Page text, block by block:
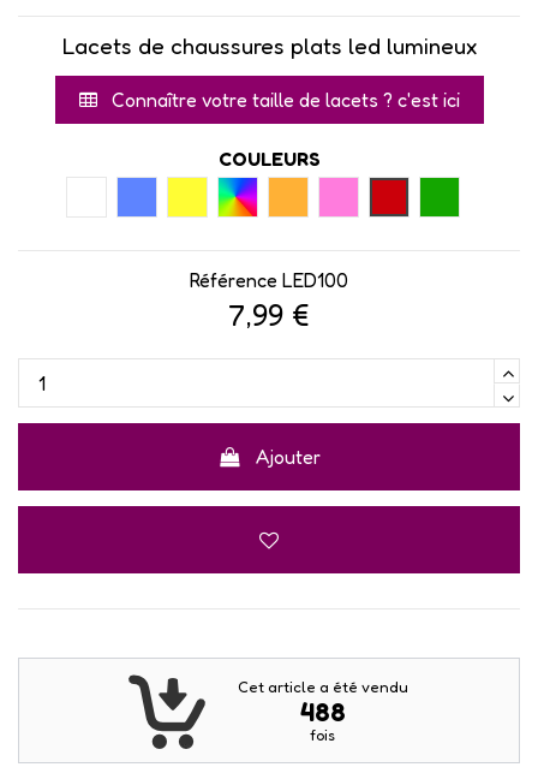
Lacets de chaussures plats led lumineux
Connaître votre taille de lacets ? c'est ici
COULEURS
JAUNEMULTICOLORE
Référence LED100
7,99 €
Ajouter
Cet article a été vendu
488
fois